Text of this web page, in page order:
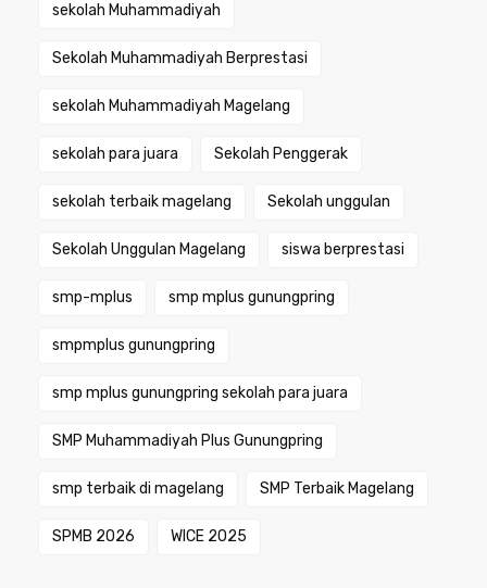
sekolah Muhammadiyah
Sekolah Muhammadiyah Berprestasi
sekolah Muhammadiyah Magelang
sekolah para juara Sekolah Penggerak
sekolah terbaik magelang Sekolah unggulan
Sekolah Unggulan Magelang siswa berprestasi
smp-mplus smp mplus gunungpring
smpmplus gunungpring
smp mplus gunungpring sekolah para juara
SMP Muhammadiyah Plus Gunungpring
smp terbaik di magelang SMP Terbaik Magelang
SPMB 2026 WICE 2025